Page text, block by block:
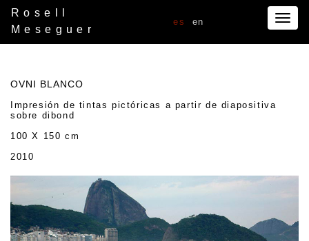
Rosell
Meseguer
es en
OVNI BLANCO
Impresión de tintas pictóricas a partir de diapositiva
sobre dibond
100 X 150 cm
2010